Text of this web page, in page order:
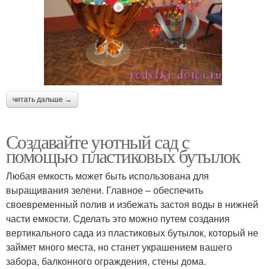
читать дальше →
Создавайте уютный сад с
помощью пластиковых бутылок
Любая емкость может быть использована для
выращивания зелени. Главное – обеспечить
своевременный полив и избежать застоя воды в нижней
части емкости. Сделать это можно путем создания
вертикального сада из пластиковых бутылок, который не
займет много места, но станет украшением вашего
забора, балконного ограждения, стены дома.